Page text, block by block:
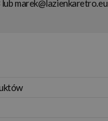
lubmarek@lazienkaretro.eu